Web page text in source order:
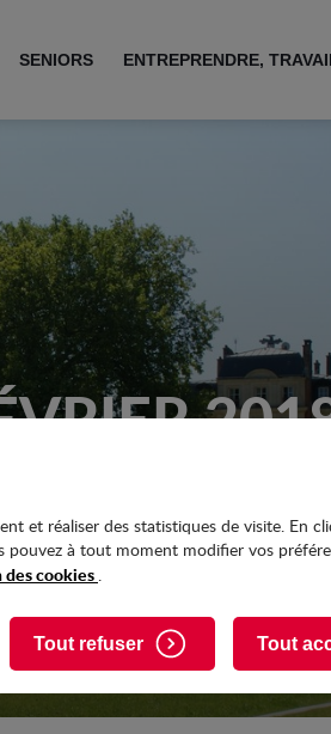
et réaliser des statistiques de visite. En
pouvez à tout moment modifier vos
des cookies .
Tout refuser Tout
SENIORS ENTREPRENDRE,